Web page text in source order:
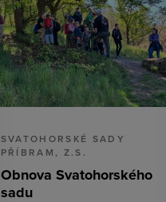
SVATOHORSKÉ SADY
PŘÍBRAM, Z.S.
Obnova Svatohorského
sadu